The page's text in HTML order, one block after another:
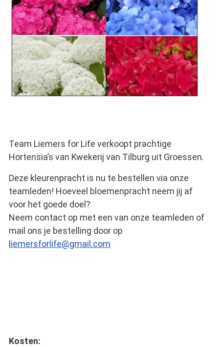
Team Liemers for Life verkoopt prachtige
Hortensia’s van Kwekerij van Tilburg uit Groessen.
Deze kleurenpracht is nu te bestellen via onze
teamleden! Hoeveel bloemenpracht neem jij af
voor het goede doel?
Neem contact op met een van onze teamleden of
mail ons je bestelling door op
liemersforlife@gmail.com
Kosten: